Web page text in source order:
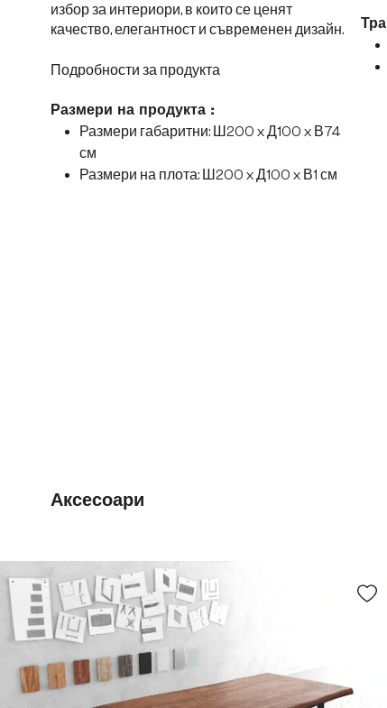
избор за интериори, в които се ценят
качество, елегантност и съвременен дизайн.
Подробности за продукта
Размери на продукта :
Размери габаритни: Ш200 x Д100 x В74
см
Размери на плота: Ш200 x Д100 x В1 см
Аксесоари